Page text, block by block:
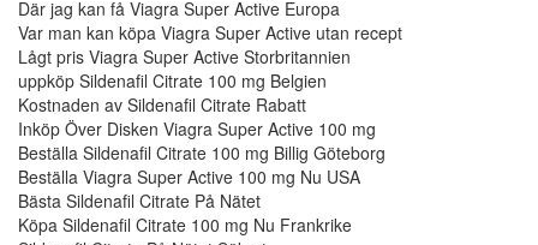
Där jag kan få Viagra Super Active Europa
Var man kan köpa Viagra Super Active utan recept
Lågt pris Viagra Super Active Storbritannien
uppköp Sildenafil Citrate 100 mg Belgien
Kostnaden av Sildenafil Citrate Rabatt
Inköp Över Disken Viagra Super Active 100 mg
Beställa Sildenafil Citrate 100 mg Billig Göteborg
Beställa Viagra Super Active 100 mg Nu USA
Bästa Sildenafil Citrate På Nätet
Köpa Sildenafil Citrate 100 mg Nu Frankrike